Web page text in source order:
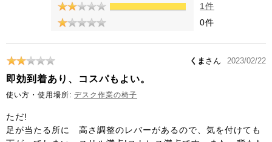
1件
0件
くま さん 2023/02/22
即効到着あり、コスパもよい。
使い方・使用場所: デスク作業の椅子
ただ!
足が当たる所に 高さ調整のレバーがあるので、気を付けても